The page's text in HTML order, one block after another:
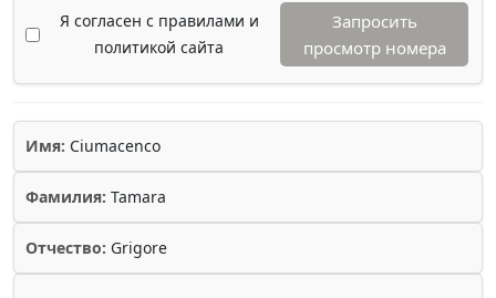
Я согласен с правилами и
политикой сайта
Запросить
просмотр номера
Имя: Ciumacenco
Фамилия: Tamara
Отчество: Grigore